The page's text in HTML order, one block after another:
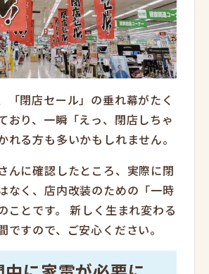
「閉店セール」の垂れ幕がたく
おり、一瞬「えっ、閉店しちゃ
れる方も多いかもしれません。
んに確認したところ、実際に閉
なく、店内改装のための「一時
ことです。新しく生まれ変わる
ですので、ご安心ください。